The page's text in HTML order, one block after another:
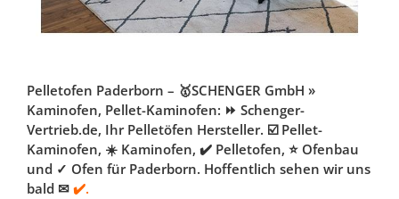
Pelletofen Paderborn – 🥇SCHENGER GmbH »
Kaminofen, Pellet-Kaminofen: ⏩ Schenger-
Vertrieb.de, Ihr Pelletöfen Hersteller. ☑️ Pellet-
Kaminofen, ☀️ Kaminofen, ✔️ Pelletofen, ⭐ Ofenbau
und ✓ Ofen für Paderborn. Hoffentlich sehen wir uns
bald ✉ ✔️.